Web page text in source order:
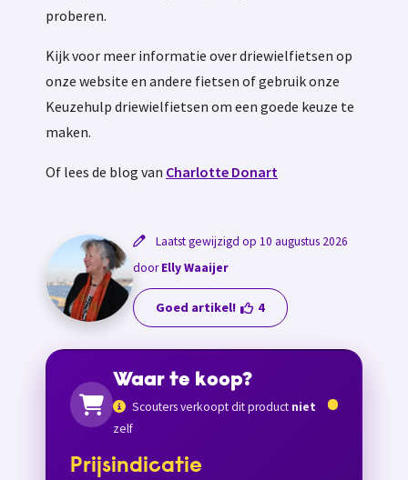
proberen.
Kijk voor meer informatie over driewielfietsen op
onze website en andere fietsen of gebruik onze
Keuzehulp driewielfietsen om een goede keuze te
maken.
Of lees de blog van Charlotte Donart
Laatst gewijzigd op 10 augustus 2026
doorElly Waaijer
Goed artikel! 4
Waar te koop?
Scouters verkoopt dit product niet
zelf
Prijsindicatie